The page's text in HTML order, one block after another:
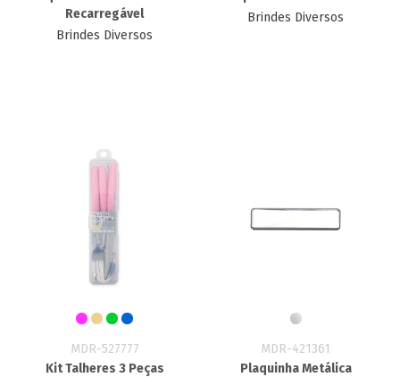
Recarregável
Brindes Diversos
Brindes Diversos
MDR-527777
Kit Talheres 3 Peças
MDR-421361
Plaquinha Metálica